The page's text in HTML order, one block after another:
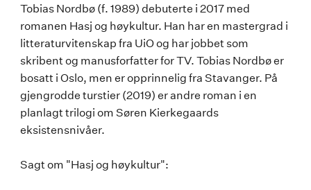
Tobias
Nordbø
Tobias Nordbø (f. 1989) debuterte i 2017 med
romanen Hasj og høykultur. Han har en mastergrad i
litteraturvitenskap fra UiO og har jobbet som
skribent og manusforfatter for TV. Tobias Nordbø er
bosatt i Oslo, men er opprinnelig fra Stavanger. På
gjengrodde turstier (2019) er andre roman i en
planlagt trilogi om Søren Kierkegaards
eksistensnivåer.
Sagt om "Hasj og høykultur":